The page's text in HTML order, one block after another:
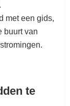
met een gids,
buurt van
te